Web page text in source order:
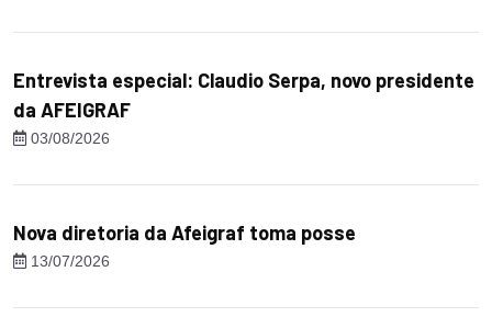
Entrevista especial: Claudio Serpa, novo presidente
da AFEIGRAF
03/08/2026
Nova diretoria da Afeigraf toma posse
13/07/2026